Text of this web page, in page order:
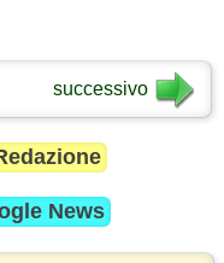
successivo
News